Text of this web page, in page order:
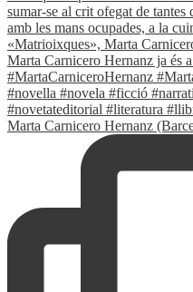
Marta Carnicero Hernanz